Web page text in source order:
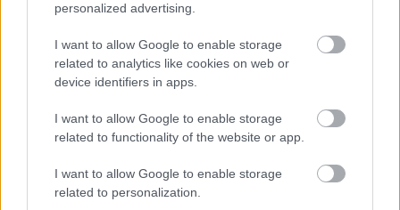
personalized advertising.
I want to allow Google to enable storage
related to analytics like cookies on web or
device identifiers in apps.
I want to allow Google to enable storage
related to functionality of the website or app.
I want to allow Google to enable storage
related to personalization.
Tugyi Zétény ezüstérmet szerzett a bakui U17-es birkózó-
Jászberényben is korlátozásokat vezetnek be
Átfogó országos ellenőrzés indult a hazai akkumulátoripari
üzemekben
A Tisza visszahúzódott, és évszázadok óta nem látott
maradványok kerültek elő
Mentők és rendőrök lepték el az Ady Endre utat, egy